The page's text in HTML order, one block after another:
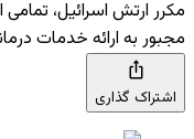
مکرر ارتش اسرائیل،
مجبور به ارائه خدمات
اشتراک گذاری